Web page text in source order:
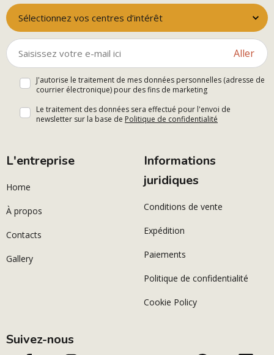
Sélectionnez vos centres d’intérêt
Aller
J'autorise le traitement de mes données personnelles (adresse de
courrier électronique) pour des fins de marketing
Le traitement des données sera effectué pour l'envoi de
newsletter sur la base de Politique de confidentialité
L'entreprise
Home
À propos
Contacts
Gallery
Informations
juridiques
Conditions de vente
Expédition
Paiements
Politique de confidentialité
Cookie Policy
Suivez-nous